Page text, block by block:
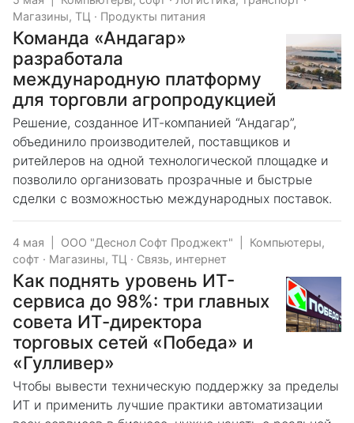
Магазины, ТЦ · Продукты питания
Команда «Андагар»
разработала
международную платформу
для торговли агропродукцией
Решение, созданное ИТ-компанией “Андагар”,
объединило производителей, поставщиков и
ритейлеров на одной технологической площадке и
позволило организовать прозрачные и быстрые
сделки с возможностью международных поставок.
4 мая ООО "Деснол Софт Проджект"
Компьютеры,
софт · Магазины, ТЦ · Связь, интернет
Как поднять уровень ИТ-
сервиса до 98%: три главных
совета ИТ-директора
торговых сетей «Победа» и
«Гулливер»
Чтобы вывести техническую поддержку за пределы
ИТ и применить лучшие практики автоматизации